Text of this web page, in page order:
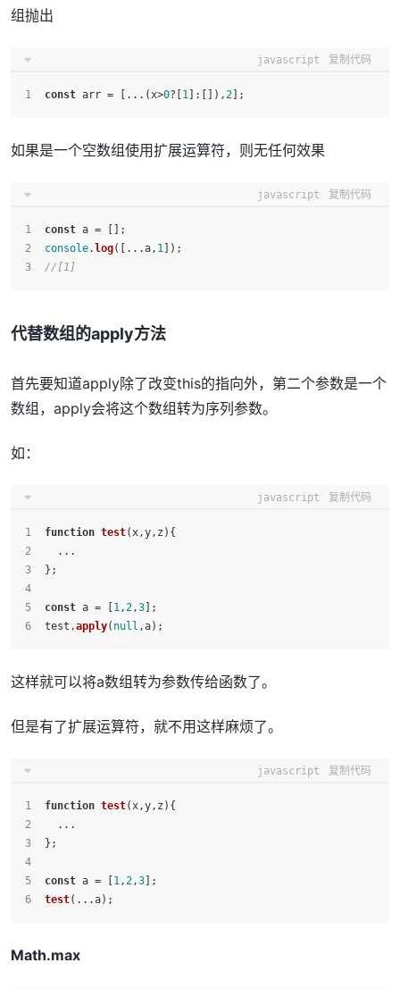
组抛出
javascript 复制代码
const arr = [...(x>0?[ 1 ]:[]),2 ];
如果是一个空数组使用扩展运算符，则无任何效果
javascript 复制代码
const a = [];
console. log([...a, 1 ]);
//[1]
代替数组的apply方法
首先要知道apply除了改变this的指向外，第二个参数是一个
数组，apply会将这个数组转为序列参数。
如：
javascript 复制代码
function test(x,y,z ){
  ...
};
const a = [ 1,2,3 ];
test.apply( null ,a);
这样就可以将a数组转为参数传给函数了。
但是有了扩展运算符，就不用这样麻烦了。
javascript 复制代码
function test(x,y,z ){
  ...
};
const a = [ 1,2,3 ];
test(...a);
Math.max